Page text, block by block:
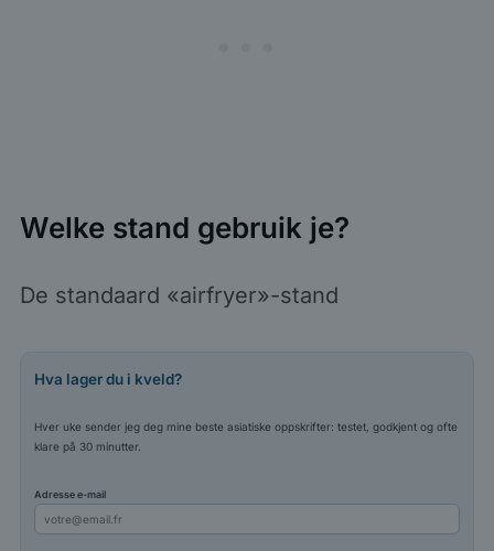
Welke stand gebruik je?
De standaard «airfryer»-stand
Hva lager du i kveld?
Hver uke sender jeg deg mine beste asiatiske oppskrifter: testet, godkjent og ofte
klare på 30 minutter.
Adresse e-mail